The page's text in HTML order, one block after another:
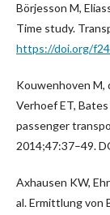
Börjesson M,
Time study.
https://doi.org/
Kouwenhoven M,
Verhoef ET,
passenger
2014;47:37–49.
Axhausen KW,
al. Ermittlung von